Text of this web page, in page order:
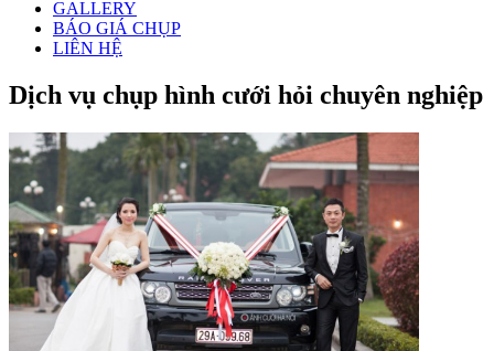
GALLERY
BÁO GIÁ CHỤP
LIÊN HỆ
Dịch vụ chụp hình cưới hỏi chuyên nghiệp